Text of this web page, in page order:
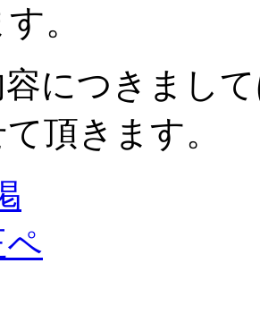
。
につきまし
頂きます。